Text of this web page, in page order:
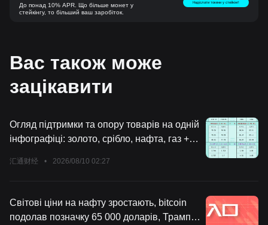
До понад 10% APR. Що більше монет у
стейкінгу, то більший ваш заробіток.
Надіслати токени у стейкінг!
Вас також може
зацікавити
Огляд підтримки та опору товарів на одній
інфографіці: золото, срібло, нафта, газ +
сільськогосподарську продукцію (10
汇通财经 • 2026/08/10 02:27
Світові ціни на нафту зростають, bitcoin
подолав позначку 65 000 доларів, Трамп